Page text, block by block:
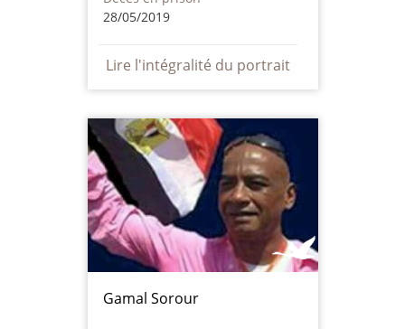
28/05/2019
Lire l'intégralité du portrait
Gamal Sorour